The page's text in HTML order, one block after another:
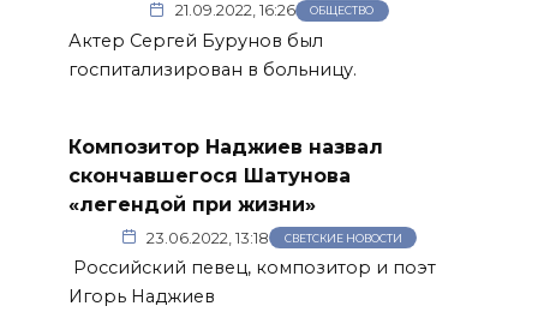
21.09.2022, 16:26 ОБЩЕСТВО
Актер Сергей Бурунов был
госпитализирован в больницу.
Композитор Наджиев назвал
скончавшегося Шатунова
«легендой при жизни»
23.06.2022, 13:18 СВЕТСКИЕ НОВОСТИ
Российский певец, композитор и поэт
Игорь Наджиев